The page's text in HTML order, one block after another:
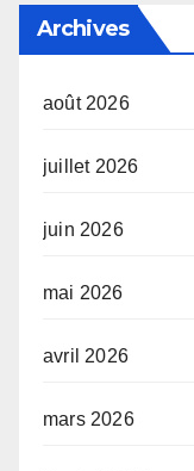
Archives
août 2026
juillet 2026
juin 2026
mai 2026
avril 2026
mars 2026